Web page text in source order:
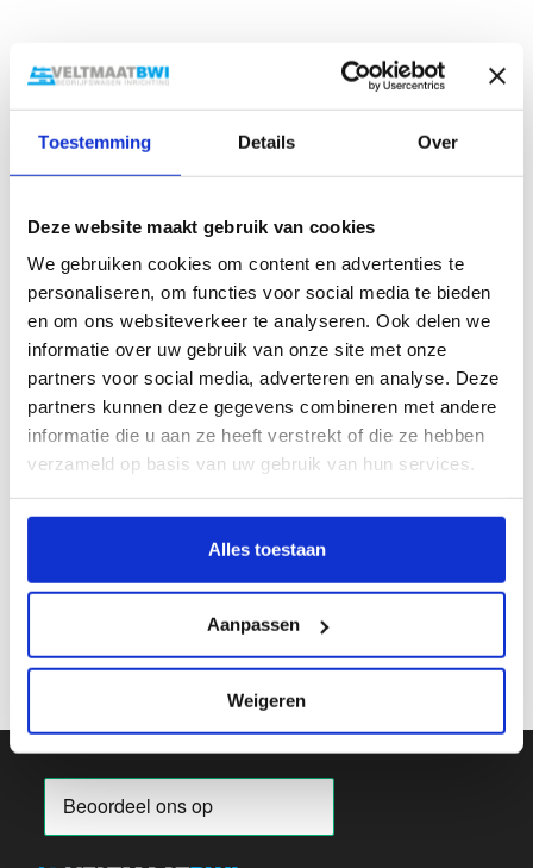
Toestemming Details Over
Deze website maakt gebruik van cookies
We gebruiken cookies om content en advertenties te
personaliseren, om functies voor social media te bieden
en om ons websiteverkeer te analyseren. Ook delen we
informatie over uw gebruik van onze site met onze
partners voor social media, adverteren en analyse. Deze
partners kunnen deze gegevens combineren met andere
informatie die u aan ze heeft verstrekt of die ze hebben
verzameld op basis van uw gebruik van hun services.
Alles toestaan
Aanpassen
Weigeren
Gerelateerde producten
Provan nieuwe
bedrijfswagen
inrichting Ford
Transit Custom
Rhino
Dakdragers
KammBar Pro
Mercedes
Sprinter 2018-
475,36
€ 377,26
tot